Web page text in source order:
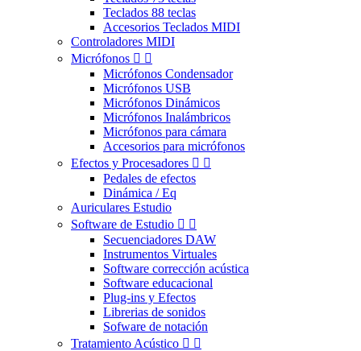
Teclados 88 teclas
Accesorios Teclados MIDI
Controladores MIDI
Micrófonos  
Micrófonos Condensador
Micrófonos USB
Micrófonos Dinámicos
Micrófonos Inalámbricos
Micrófonos para cámara
Accesorios para micrófonos
Efectos y Procesadores  
Pedales de efectos
Dinámica / Eq
Auriculares Estudio
Software de Estudio  
Secuenciadores DAW
Instrumentos Virtuales
Software corrección acústica
Software educacional
Plug-ins y Efectos
Librerias de sonidos
Sofware de notación
Tratamiento Acústico  